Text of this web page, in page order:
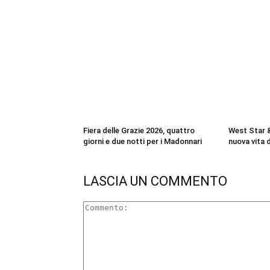
Fiera delle Grazie 2026, quattro
giorni e due notti per i Madonnari
West Star
nuova vita
LASCIA UN COMMENTO